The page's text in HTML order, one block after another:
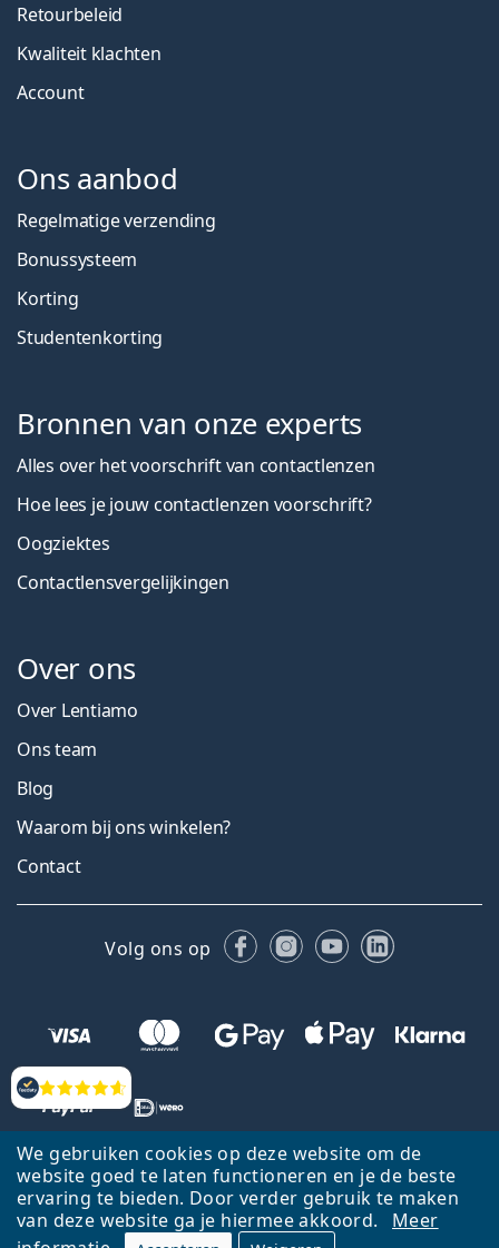
We gebruiken cookies op deze website om de
website goed te laten functioneren en je de beste
ervaring te bieden. Door verder gebruik te maken
van deze website ga je hiermee akkoord.
Meer
Beoordelingen
Retourbeleid
Kwaliteit klachten
Account
Ons aanbod
Regelmatige verzending
Bonussysteem
Korting
Studentenkorting
Bronnen van onze experts
Alles over het voorschrift van contactlenzen
Hoe lees je jouw contactlenzen voorschrift?
Oogziektes
Contactlensvergelijkingen
Over ons
Over Lentiamo
Ons team
Blog
Waarom bij ons winkelen?
Contact
Volg ons op FacebookInstagram
YouTubeLinkedIn